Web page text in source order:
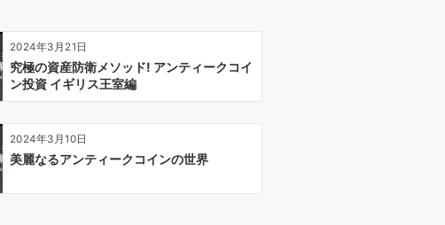
2024年3月21日
究極の資産防衛メソッド! アンティークコイ
ン投資 イギリス王室編
2024年3月10日
美麗なるアンティークコインの世界